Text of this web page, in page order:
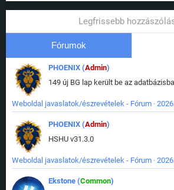
Legfrissebb
Fórumok
PHOENIX (Admin)
Weboldal javaslatok/észrevételek - Fórum ·
PHOENIX (Admin)
HSHU v31.3.0
Weboldal javaslatok/észrevételek - Fórum ·
Ekstone (Common)